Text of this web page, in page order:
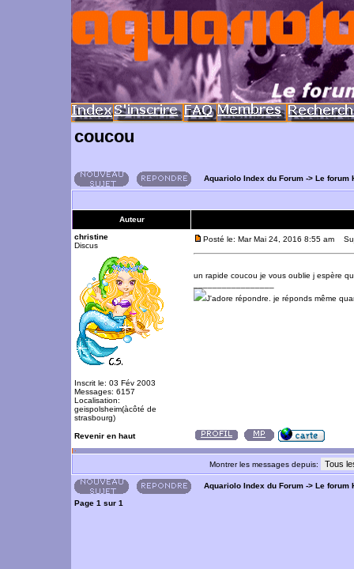
coucou
Aquariolo Index du Forum -> Le forum
Auteur
christine
Discus
Inscrit le: 03 Fév 2003
Messages: 6157
Localisation:
geispolsheim(àcôté de
strasbourg)
Posté le: Mar Mai 24, 2016 8:55 am
un rapide coucou je vous oublie j espère
J'adore répondre. je réponds même
Revenir en haut
Montrer les messages depuis:
Aquariolo Index du Forum -> Le forum
Page 1 sur 1